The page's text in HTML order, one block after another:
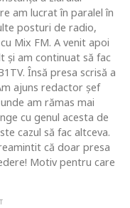
am lucrat în paralel în
posturi de radio,
Mix FM. A venit apoi
şi am continuat să fac
Însă presa scrisă a
ajuns redactor şef
am rămas mai
cu genul acesta de
cazul să fac altceva.
că doar presa
Motiv pentru care